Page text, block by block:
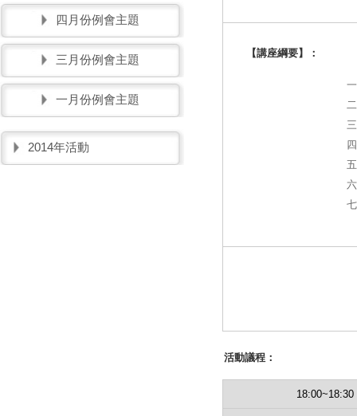
四月份例會主題
三月份例會主題
一月份例會主題
2014年活動
【講座綱要】：
活動議程：
18:00~18:30